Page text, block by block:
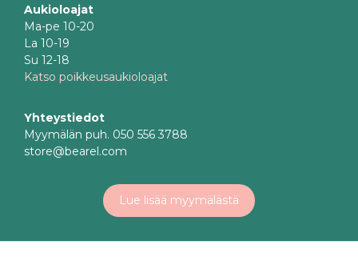
Aukioloajat
Ma-pe 10-20
La 10-19
Su 12-18
Katso poikkeusaukioloajat
Yhteystiedot
Myymälän puh. 050 556 3788
store@bearel.com
Lue lisää myymälästä